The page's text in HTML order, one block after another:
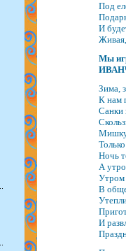
Под
И
Мы
Зима,
К нам
Санки
Мишку
Ночь
А
Утром
В
И